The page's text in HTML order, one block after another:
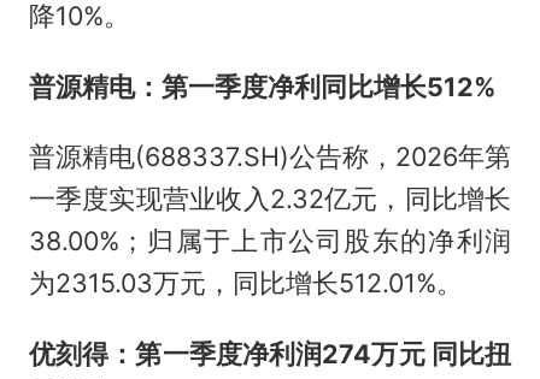
降10%。
普源精电：第一季度净利同比增长512%
普源精电(688337.SH)公告称，2026年第
一季度实现营业收入2.32亿元，同比增长
38.00%；归属于上市公司股东的净利润
为2315.03万元，同比增长512.01%。
优刻得：第一季度净利润274万元 同比扭